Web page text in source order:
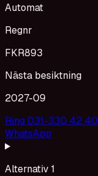
Automat
Regnr
FKR893
Nästa besiktning
2027-09
Ring 031-330 42 40
WhatsApp
Alternativ 1